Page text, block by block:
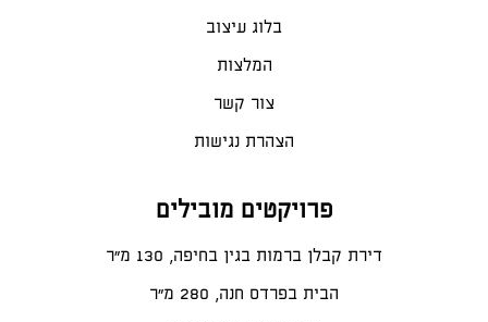
בלוג עיצוב
המלצות
צור קשר
הצהרת נגישות
פרויקטים מובילים
דירת קבלן ברמות בגין בחיפה, 130 מ"ר
הבית בפרדס חנה, 280 מ״ר